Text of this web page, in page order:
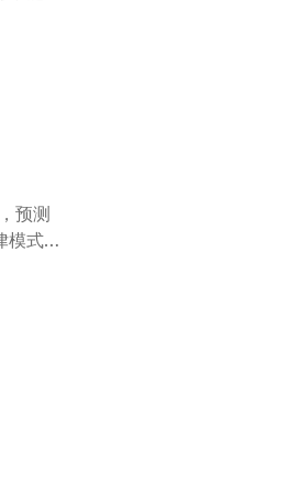
预测
模式。